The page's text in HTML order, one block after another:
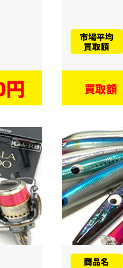
市場平均
買取額
買取額
商品名